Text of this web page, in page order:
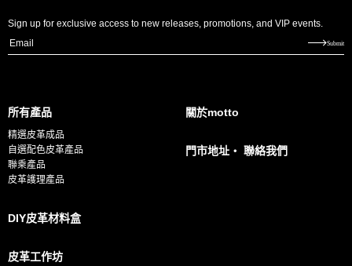
Sign up for exclusive access to new releases, promotions, and VIP events.
E
l
*
Submit
所有產品
精選皮革成品
自選配色皮革產品
聯乘產品
皮革護理產品
DIY皮革材料盒
皮革工作坊
關於motto
門市地址・ 聯絡我們